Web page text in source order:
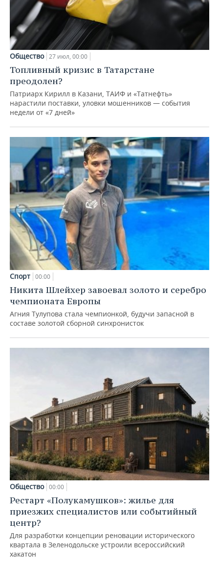
Общество 27 июл, 00:00
Топливный кризис в Татарстане
преодолен?
Патриарх Кирилл в Казани, ТАИФ и «Татнефть»
нарастили поставки, уловки мошенников — события
недели от «7 дней»
Спорт 00:00
Никита Шлейхер завоевал золото и серебро
чемпионата Европы
Агния Тулупова стала чемпионкой, будучи запасной в
составе золотой сборной синхронисток
Общество 00:00
Рестарт «Полукамушков»: жилье для
приезжих специалистов или событийный
центр?
Для разработки концепции реновации исторического
квартала в Зеленодольске устроили всероссийский
хакатон